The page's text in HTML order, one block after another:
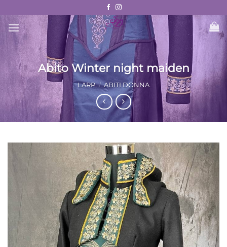
to
content
Abito Winter night maiden
LARP / ABITI DONNA